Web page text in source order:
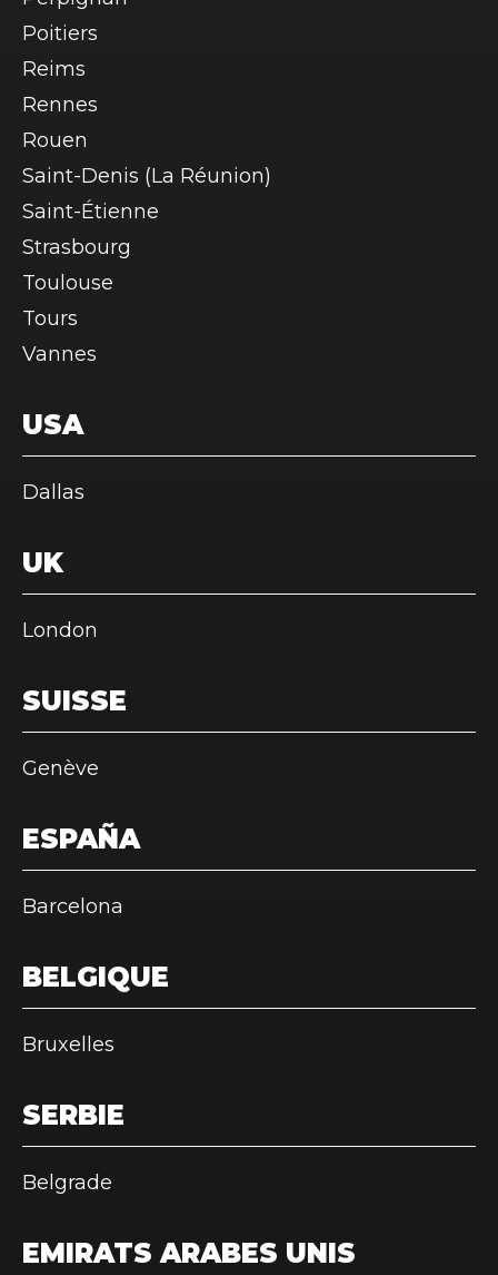
Poitiers
Reims
Rennes
Rouen
Saint-Denis (La Réunion)
Saint-Étienne
Strasbourg
Toulouse
Tours
Vannes
USA
Dallas
UK
London
SUISSE
Genève
ESPAÑA
Barcelona
BELGIQUE
Bruxelles
SERBIE
Belgrade
EMIRATS ARABES UNIS